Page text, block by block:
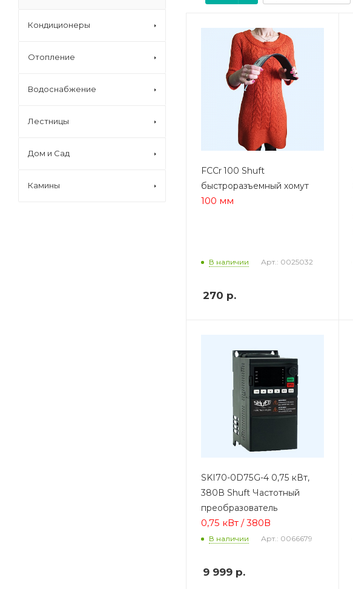
FCCr 100 Shuft
быстроразъемный хомут
100 мм
В наличии Арт.: 0025032
270 р.
SKI70-0D75G-4 0,75 кВт,
380В Shuft Частотный
преобразователь
0,75 кВт / 380В
В наличии Арт.: 0066679
9 999 р.
Кондиционеры
Отопление
Водоснабжение
Лестницы
Дом и Сад
Камины